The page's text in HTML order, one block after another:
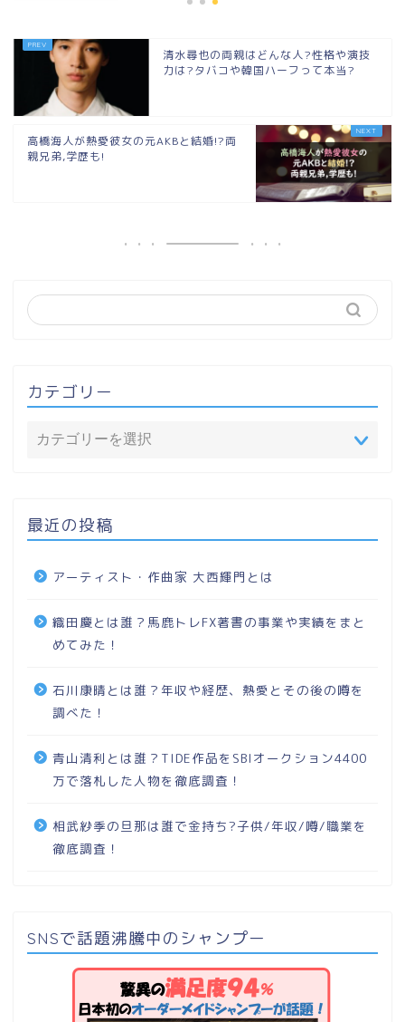
清水尋也の両親はどんな人?性格や演技
力は?タバコや韓国ハーフって本当?
高橋海人が熱愛彼女の元AKBと結婚!?両
親兄弟,学歴も!
カテゴリー
最近の投稿
アーティスト・作曲家 大西輝門とは
織田慶とは誰？馬鹿トレFX著書の事業や実績をまと
めてみた！
石川康晴とは誰？年収や経歴、熱愛とその後の噂を
調べた！
青山清利とは誰？TIDE作品をSBIオークション4400
万で落札した人物を徹底調査！
相武紗季の旦那は誰で金持ち?子供/年収/噂/職業を
徹底調査！
SNSで話題沸騰中のシャンプー